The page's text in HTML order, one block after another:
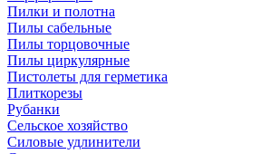
Пилки и полотна
Пилы сабельные
Пилы торцовочные
Пилы циркулярные
Пистолеты для герметика
Плиткорезы
Рубанки
Сельское хозяйство
Силовые удлинители